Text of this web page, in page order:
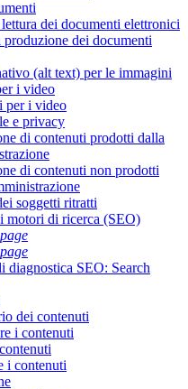
dei documenti elettronici
dei documenti
(alt text) per le immagini
i video
per i video
e privacy
di contenuti prodotti dalla
di contenuti non prodotti
soggetti ritratti
motori di ricerca (SEO)
diagnostica SEO: Search
dei contenuti
i contenuti
i contenuti